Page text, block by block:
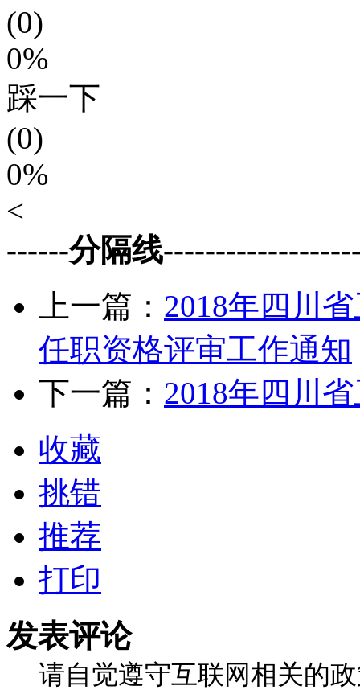
(0)
0%
踩一下
(0)
0%
<
------分隔线
上一篇： 2018年四川
任职资格评审工作通知
下一篇： 2018年四川
收藏
挑错
推荐
打印
发表评论
请自觉遵守互联网相关的